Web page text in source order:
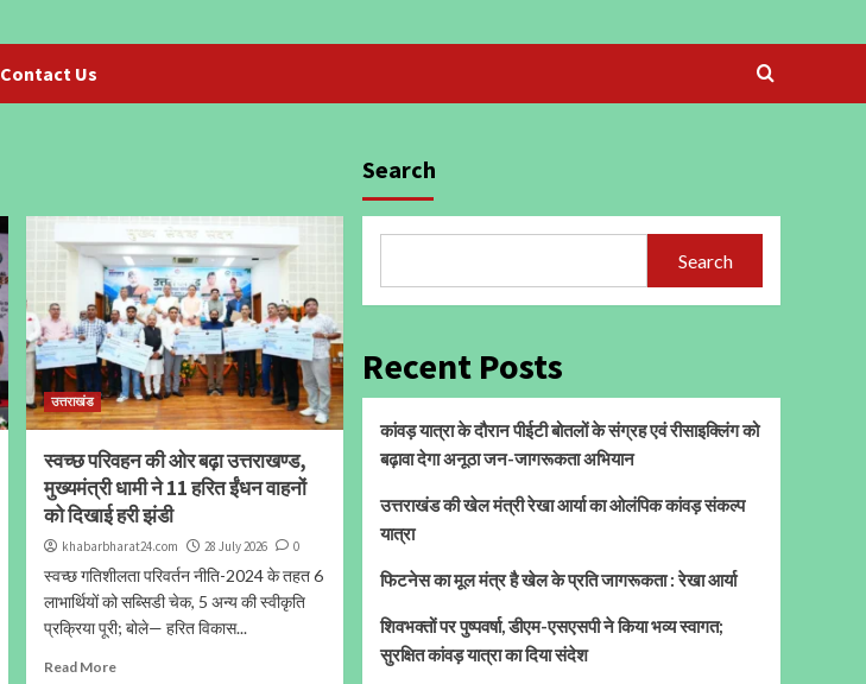
Contact Us
उत्तराखंड
स्वच्छ परिवहन की ओर बढ़ा उत्तराखण्ड,
मुख्यमंत्री धामी ने 11 हरित ईंधन वाहनों
को दिखाई हरी झंडी
khabarbharat24.com 28 July 2026 0
स्वच्छ गतिशीलता परिवर्तन नीति-2024 के तहत 6
लाभार्थियों को सब्सिडी चेक, 5 अन्य की स्वीकृति
प्रक्रिया पूरी; बोले— हरित विकास...
Read More
Search
Search
Recent Posts
कांवड़ यात्रा के दौरान पीईटी बोतलों के संग्रह एवं रीसाइक्लिंग को
बढ़ावा देगा अनूठा जन-जागरूकता अभियान
उत्तराखंड की खेल मंत्री रेखा आर्या का ओलंपिक कांवड़ संकल्प
यात्रा
फिटनेस का मूल मंत्र है खेल के प्रति जागरूकता : रेखा आर्या
शिवभक्तों पर पुष्पवर्षा, डीएम-एसएसपी ने किया भव्य स्वागत;
सुरक्षित कांवड़ यात्रा का दिया संदेश